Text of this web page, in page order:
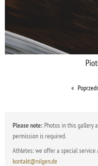
Please note: Photos in this gallery
permission is required.
Athletes: we offer a special service
kontakt@nilgen.de